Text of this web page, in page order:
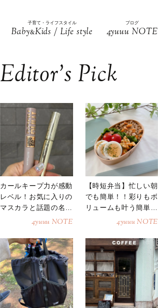
子育て・ライフスタイル
Baby&Kids / Life style
ブログ
4yuuu NOTE
Editor’s Pick
カールキープ力が感動
レベル！お気に入りの
マスカラと話題の名品
4yuuu NOTE
【時短弁当】忙しい朝
でも簡単！！彩りもボ
リュームも叶う簡単そ
4yuuu NOTE